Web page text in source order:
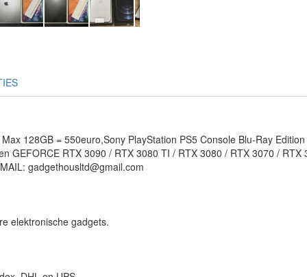
128GB = 550euro,Sony PlayStation PS5 Console Blu-Ray
GEFORCE RTX 3090 / RTX 3080 TI / RTX 3080 / RTX 3070 / RTX
gadgethousltd@gmail.com
elektronische gadgets.